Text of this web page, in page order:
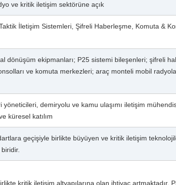
ve kritik iletişim sektörüne açık
İletişim Sistemleri, Şifreli Haberleşme, Komuta &
dönüşüm ekipmanları; P25 sistemi bileşenleri; şifreli
ve komuta merkezleri; araç monteli mobil
demiryolu ve kamu ulaşımı iletişim
küresel katılım
geçişiyle birlikte büyüyen ve kritik iletişim
kritik iletişim altyapılarına olan ihtiyaç artmaktadır.